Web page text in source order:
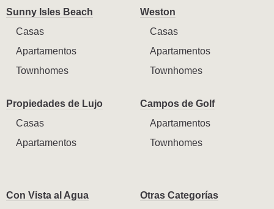
Sunny Isles Beach
Casas
Apartamentos
Townhomes
Weston
Casas
Apartamentos
Townhomes
Propiedades de Lujo
Casas
Apartamentos
Campos de Golf
Apartamentos
Townhomes
Con Vista al Agua
Otras Categorías